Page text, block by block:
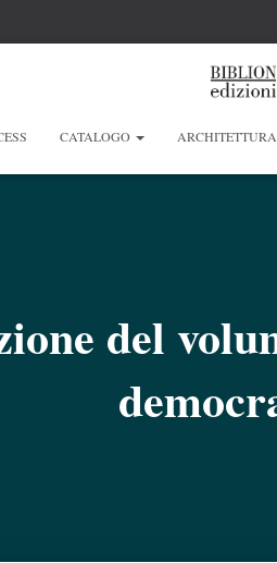
CATALOGO
del